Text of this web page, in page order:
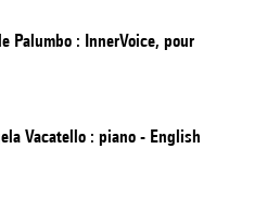
Palumbo : InnerVoice, pour
Vacatello : piano - English